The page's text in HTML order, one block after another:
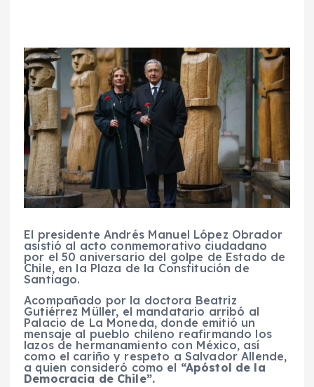
El presidente Andrés Manuel López Obrador
asistió al acto conmemorativo ciudadano
por el 50 aniversario del golpe de Estado de
Chile, en la Plaza de la Constitución de
Santiago.
Acompañado por la doctora Beatriz
Gutiérrez Müller, el mandatario arribó al
Palacio de La Moneda, donde emitió un
mensaje al pueblo chileno reafirmando los
lazos de hermanamiento con México, así
como el cariño y respeto a Salvador Allende,
a quien consideró como el “Apóstol de la
Democracia de Chile”.